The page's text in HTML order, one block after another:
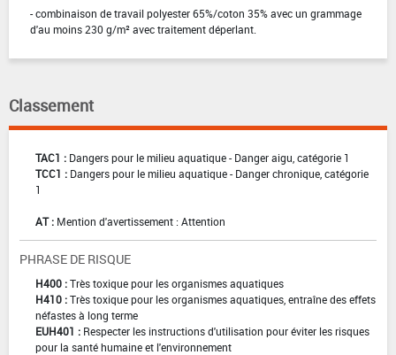
- combinaison de travail polyester 65%/coton 35% avec un grammage
d'au moins 230 g/m² avec traitement déperlant.
Classement
TAC1 : Dangers pour le milieu aquatique - Danger aigu, catégorie 1
TCC1 : Dangers pour le milieu aquatique - Danger chronique, catégorie
1
AT : Mention d'avertissement : Attention
PHRASE DE RISQUE
H400 :Très toxique pour les organismes aquatiques
H410 :Très toxique pour les organismes aquatiques, entraîne des effets
néfastes à long terme
EUH401 : Respecter les instructions d'utilisation pour éviter les risques
pour la santé humaine et l'environnement